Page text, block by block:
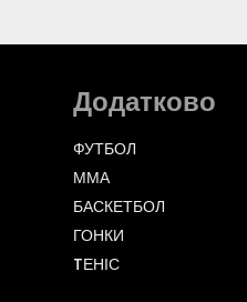
Додатково
ФУТБОЛ
ММА
БАСКЕТБОЛ
ГОНКИ
TЕНІС